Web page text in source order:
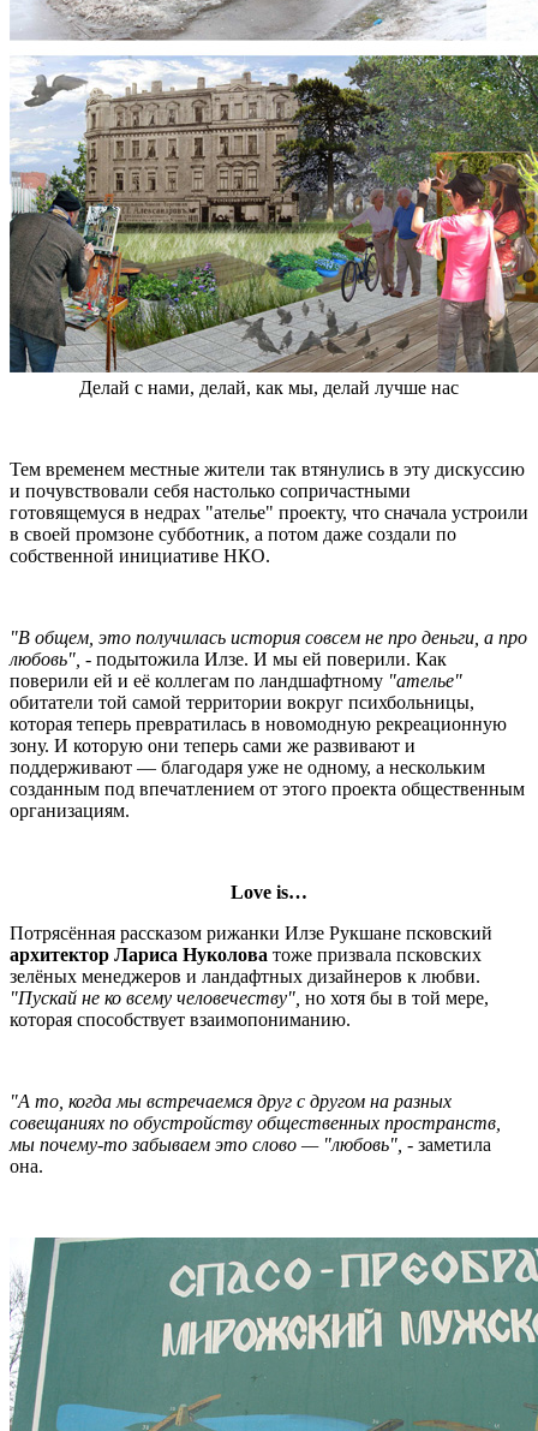
Делай с нами, делай, как мы, делай лучше нас
Тем временем местные жители так втянулись в эту дискуссию
и почувствовали себя настолько сопричастными
готовящемуся в недрах "ателье" проекту, что сначала устроили
в своей промзоне субботник, а потом даже создали по
собственной инициативе НКО.
"В общем, это получилась история совсем не про деньги, а про
любовь", - подытожила Илзе. И мы ей поверили. Как
поверили ей и её коллегам по ландшафтному "ателье"
обитатели той самой территории вокруг психбольницы,
которая теперь превратилась в новомодную рекреационную
зону. И которую они теперь сами же развивают и
поддерживают — благодаря уже не одному, а нескольким
созданным под впечатлением от этого проекта общественным
организациям.
Love is…
Потрясённая рассказом рижанки Илзе Рукшане псковский
архитектор Лариса Нуколова тоже призвала псковских
зелёных менеджеров и ландафтных дизайнеров к любви.
"Пускай не ко всему человечеству", но хотя бы в той мере,
которая способствует взаимопониманию.
"А то, когда мы встречаемся друг с другом на разных
совещаниях по обустройству общественных пространств,
мы почему-то забываем это слово — "любовь", - заметила
она.